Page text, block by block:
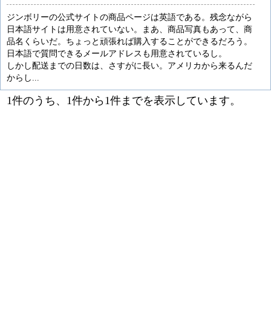
ジンボリーの公式サイトの商品ページは英語である。残念ながら
日本語サイトは用意されていない。まあ、商品写真もあって、商
品名くらいだ。ちょっと頑張れば購入することができるだろう。
日本語で質問できるメールアドレスも用意されているし。
しかし配送までの日数は、さすがに長い。アメリカから来るんだ
からし...
1件のうち、1件から1件までを表示しています。